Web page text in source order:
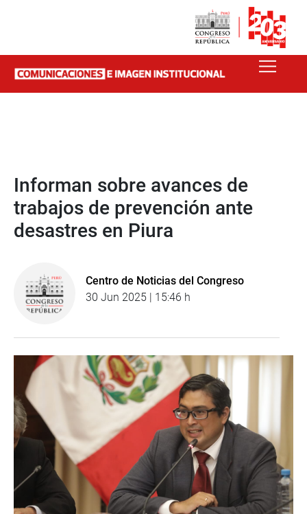
Informan sobre avances de
trabajos de prevención ante
desastres en Piura
Centro de Noticias del Congreso
30 Jun 2025 | 15:46 h